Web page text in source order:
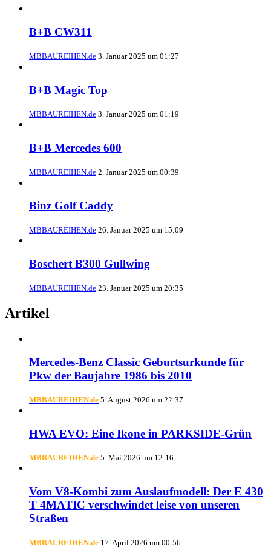
B+B CW311
MBBAUREIHEN.de 3. Januar 2025 um 01:27
B+B Magic Top
MBBAUREIHEN.de 3. Januar 2025 um 01:19
B+B Mercedes 600
MBBAUREIHEN.de 2. Januar 2025 um 00:39
Binz Golf Caddy
MBBAUREIHEN.de 26. Januar 2025 um 15:09
Boschert B300 Gullwing
MBBAUREIHEN.de 23. Januar 2025 um 20:35
Artikel
Mercedes-Benz Classic Geburtsurkunde für
Pkw der Baujahre 1986 bis 2010
MBBAUREIHEN.de 5. August 2026 um 22:37
HWA EVO: Eine Ikone in PARKSIDE-Grün
MBBAUREIHEN.de 5. Mai 2026 um 12:16
Vom V8-Kombi zum Auslaufmodell: Der E 430
T 4MATIC verschwindet leise von unseren
Straßen
MBBAUREIHEN.de 17. April 2026 um 00:56